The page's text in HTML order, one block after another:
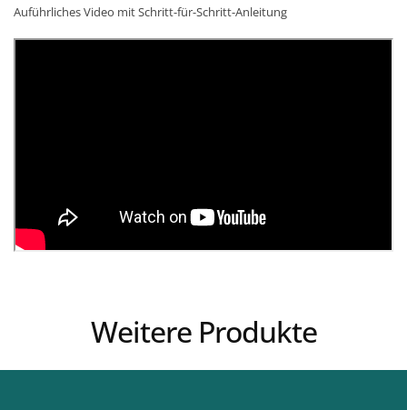
Auführliches Video mit Schritt-für-Schritt-Anleitung
Weitere Produkte